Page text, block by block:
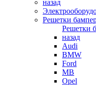
назад
Решетки
Решетки
назад
Audi
BMW
Ford
MB
Opel